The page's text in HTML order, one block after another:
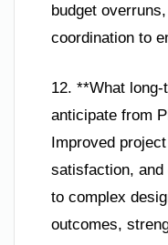
budget
coordination to
12. **What
anticipate from
Improved
satisfaction, and
to complex
outcomes,